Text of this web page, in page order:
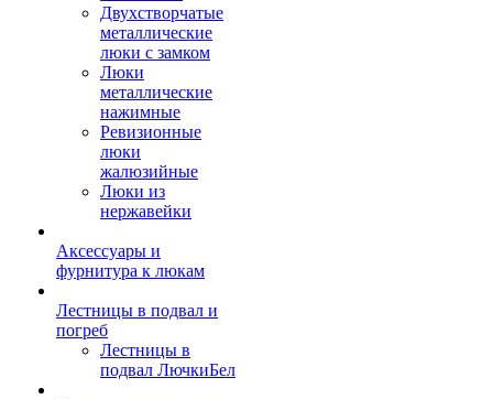
Двухстворчатые
металлические
люки с замком
Люки
металлические
нажимные
Ревизионные
люки
жалюзийные
Люки из
нержавейки
Аксессуары и
фурнитура к люкам
Лестницы в подвал и
погреб
Лестницы в
подвал ЛючкиБел